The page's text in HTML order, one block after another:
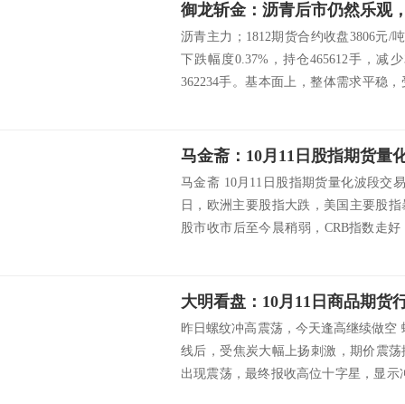
御龙斩金：沥青后市仍然乐观
沥青主力；1812期货合约收盘3806元/
下跌幅度0.37%，持仓465612手，减
362234手。基本面上，整体需求平稳
马金斋：10月11日股指期货量
马金斋 10月11日股指期货量化波段交
日，欧洲主要股指大跌，美国主要股
股市收市后至今晨稍弱，CRB指数走
大明看盘：10月11日商品期货
昨日螺纹冲高震荡，今天逢高继续做空
线后，受焦炭大幅上扬刺激，期价震
出现震荡，最终报收高位十字星，显